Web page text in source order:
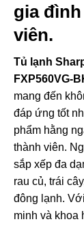
gia
viên.
Tủ lạnh
FXP560VG-
mang đến
đáp ứng tốt
phẩm hằng
thành viên.
sắp xếp đa
rau củ, trái
đông lạnh.
minh và khoa